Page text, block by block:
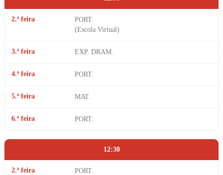
2.ª feira
PORT.
(Escola Virtual)
3.ª feira EXP. DRAM.
4.ª feira PORT.
5.ª feira MAT.
6.ª feira PORT.
12:30
2.ª feira
PORT.